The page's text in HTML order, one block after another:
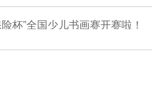
杯”全国少儿书画赛开赛啦！